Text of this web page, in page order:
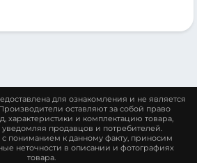
для ознакомления и не является
оставляют за собой право
характеристики и комплектацию товара,
продавцов и потребителей.
с пониманием к данному факту, приносим
неточности в описании и фотографиях
товара.